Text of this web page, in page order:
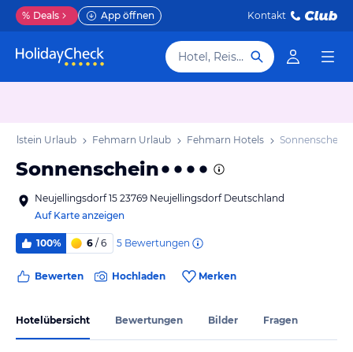
% Deals App öffnen Kontakt
Hotel, Reiseziel
Holstein Urlaub Fehmarn Urlaub Fehmarn Hotels Sonnenschein
Sonnenschein
Neujellingsdorf 15 23769 Neujellingsdorf Deutschland
Auf Karte anzeigen
100% 6 / 6 5 Bewertungen
Bewerten Hochladen Merken
Hotelübersicht Bewertungen Bilder Fragen